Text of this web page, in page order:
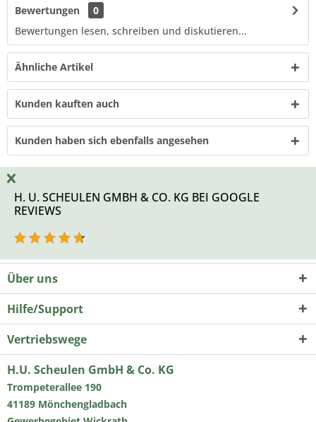
Bewertungen
0
Bewertungen lesen, schreiben und diskutieren...
Ähnliche Artikel
Kunden kauften auch
Kunden haben sich ebenfalls angesehen
H. U. SCHEULEN GMBH & CO. KG BEI GOOGLE
REVIEWS
Über uns
Hilfe/Support
Vertriebswege
H.U. Scheulen GmbH & Co. KG
Trompeterallee 190
41189 Mönchengladbach